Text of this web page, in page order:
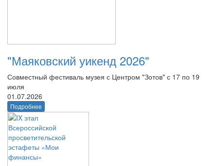
"Маяковский уикенд 2026"
Совместный фестиваль музея с Центром "Зотов" с 17 по 19
июля
01.07.2026
Подробнее